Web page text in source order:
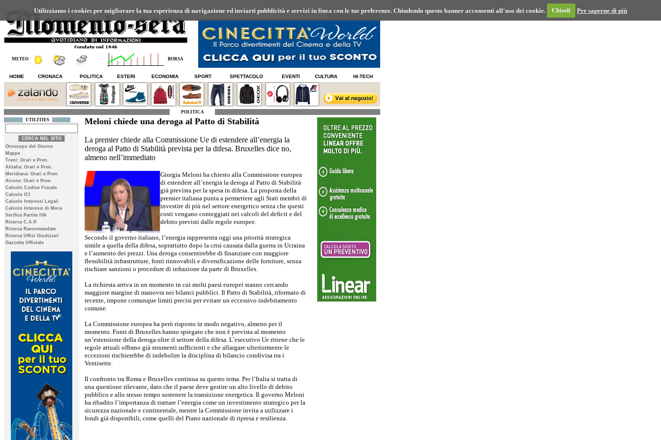
Utilizziamo i cookies per migliorare la tua esperienza di navigazione ed inviarti pubblicità e servizi in linea con le tue preferenze.Chiudendo questo banner acconsenti all'uso dei cookie. Chiudi Per saperne di più
METEO BORSA
08/08/2026 01:26
HOME CRONACA POLITICA ESTERI ECONOMIA SPORT SPETTACOLO EVENTI CULTURA HI-TECH
POLITICA
UTILITIES
Oroscopo del Giorno
Mappe
Treni: Orari e Pren.
Alitalia: Orari e Pren.
Meridiana: Orari e Pren.
Airone: Orari e Pren.
Calcolo Codice Fiscale
Calcolo ICI
Calcolo Interessi Legali
Calcolo Interessi di Mora
Verifica Partite IVA
Ricerca C.A.P.
Ricerca Raccomandate
Ricerca Uffici Giudiziari
Gazzetta Ufficiale
Meloni chiede una deroga al Patto di Stabilità
La premier chiede alla Commissione Ue di estendere all’energia la
deroga al Patto di Stabilità prevista per la difesa. Bruxelles dice no,
almeno nell’immediato
Giorgia Meloni ha chiesto alla Commissione europea
di estendere all’energia la deroga al Patto di Stabilità
già prevista per la spesa in difesa. La proposta della
premier italiana punta a permettere agli Stati membri di
investire di più nel settore energetico senza che questi
costi vengano conteggiati nei calcoli del deficit e del
debito previsti dalle regole europee.
Secondo il governo italiano, l’energia rappresenta oggi una priorità strategica
simile a quella della difesa, soprattutto dopo la crisi causata dalla guerra in Ucraina
e l’aumento dei prezzi. Una deroga consentirebbe di finanziare con maggiore
flessibilità infrastrutture, fonti rinnovabili e diversificazione delle forniture, senza
rischiare sanzioni o procedure di infrazione da parte di Bruxelles.
La richiesta arriva in un momento in cui molti paesi europei stanno cercando
maggiore margine di manovra nei bilanci pubblici. Il Patto di Stabilità, riformato di
recente, impone comunque limiti precisi per evitare un eccessivo indebitamento
comune.
La Commissione europea ha però risposto in modo negativo, almeno per il
momento. Fonti di Bruxelles hanno spiegato che non è prevista al momento
un’estensione della deroga oltre il settore della difesa. L’esecutivo Ue ritiene che le
regole attuali offrano già strumenti sufficienti e che allargare ulteriormente le
eccezioni rischierebbe di indebolire la disciplina di bilancio condivisa tra i
Ventisette.
Il confronto tra Roma e Bruxelles continua su questo tema. Per l’Italia si tratta di
una questione rilevante, dato che il paese deve gestire un alto livello di debito
pubblico e allo stesso tempo sostenere la transizione energetica. Il governo Meloni
ha ribadito l’importanza di trattare l’energia come un investimento strategico per la
sicurezza nazionale e continentale, mentre la Commissione invita a utilizzare i
fondi già disponibili, come quelli del Piano nazionale di ripresa e resilienza.